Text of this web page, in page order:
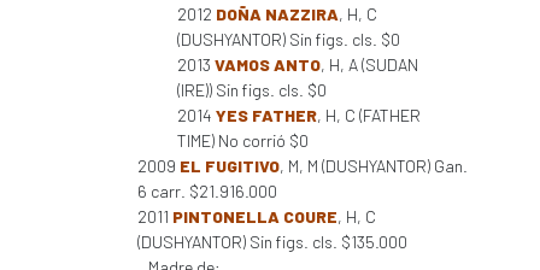
2012 DOÑA NAZZIRA, H, C
(DUSHYANTOR) Sin figs. cls. $0
2013 VAMOS ANTO, H, A (SUDAN
(IRE)) Sin figs. cls. $0
2014 YES FATHER, H, C (FATHER
TIME) No corrió $0
2009 EL FUGITIVO, M, M (DUSHYANTOR) Gan.
6 carr. $21.916.000
2011 PINTONELLA COURE, H, C
(DUSHYANTOR) Sin figs. cls. $135.000